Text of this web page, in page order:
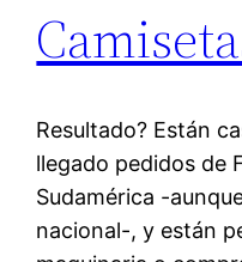
Resultado? Están
llegado pedidos de
Sudamérica -
nacional-, y están